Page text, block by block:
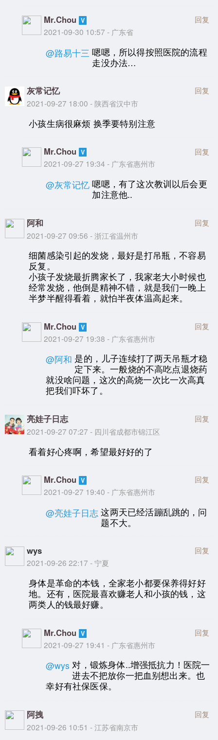
Mr.Chou
2021-09-30 10:57 - 广东省
回复
@路易十三 嗯嗯，所以得按照医院的流程
走没办法…
灰常记忆
2021-09-27 18:00 - 陕西省汉中市
回复
小孩生病很麻烦 换季要特别注意
Mr.Chou
2021-09-27 19:34 - 广东省惠州市
回复
@灰常记忆 嗯嗯，有了这次教训以后会更
加注意他..
阿和
2021-09-27 09:56 - 浙江省温州市
回复
细菌感染引起的发烧，最好是打吊瓶，不容易
反复。
小孩子发烧最折腾家长了，我家老大小时候也
经常发烧，他倒是精神不错，就是我们一晚上
半梦半醒得看着，就怕半夜体温高起来。
Mr.Chou
2021-09-27 19:38 - 广东省惠州市
回复
@阿和 是的，儿子连续打了两天吊瓶才稳
定下来。一般烧的不高吃点退烧药
就没啥问题，这次的高烧一次比一次高真
把我们吓坏了。
亮娃子日志
2021-09-27 07:27 - 四川省成都市锦江区
回复
看着好心疼啊，希望最好好的了
Mr.Chou
2021-09-27 19:40 - 广东省惠州市
回复
@亮娃子日志 这两天已经活蹦乱跳的，问
题不大。
wys
2021-09-26 22:17 - 宁夏
回复
身体是革命的本钱，全家老小都要保养得好好
地。还有，医院最喜欢赚老人和小孩的钱，这
两类人的钱最好赚。
Mr.Chou
2021-09-27 19:41 - 广东省惠州市
回复
@wys 对，锻炼身体..增强抵抗力！医院一
进去不把放你一把血别想出来。也
幸好有社保医保。
阿拽
2021-09-26 10:51 - 江苏省南京市
回复